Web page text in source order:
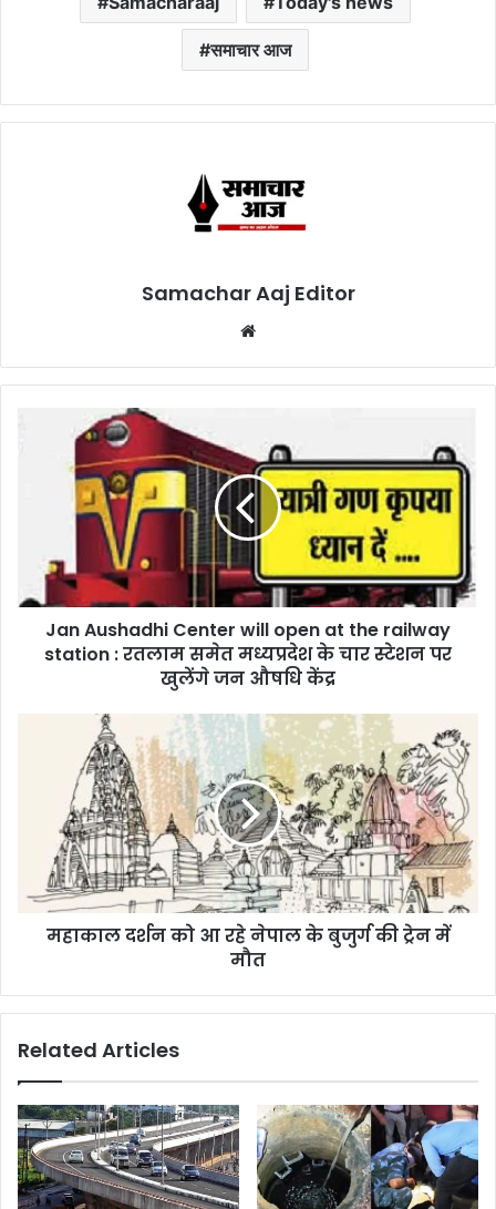
समाचार आज
Samachar Aaj Editor
‎‎Jan Aushadhi Center will open at the railway
station : रतलाम समेत मध्यप्रदेश के चार स्टेशन पर
खुलेंगे जन औषधि केंद्र
महाकाल दर्शन को आ रहे नेपाल के बुजुर्ग की ट्रेन में
मौत
Related Articles